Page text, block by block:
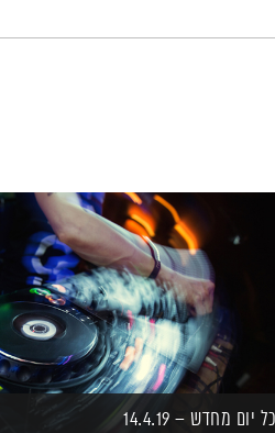
כל יום מחדש – 14.4.19